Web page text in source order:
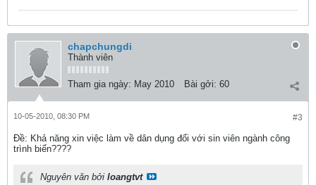
chapchungdi
Thành viên
Tham gia ngày: May 2010 Bài gởi: 60
#3
10-05-2010, 08:30 PM
Ðề: Khả năng xin việc làm về dân dụng đối với sin viên ngành công
trình biển????
Nguyên văn bởi loangtvt